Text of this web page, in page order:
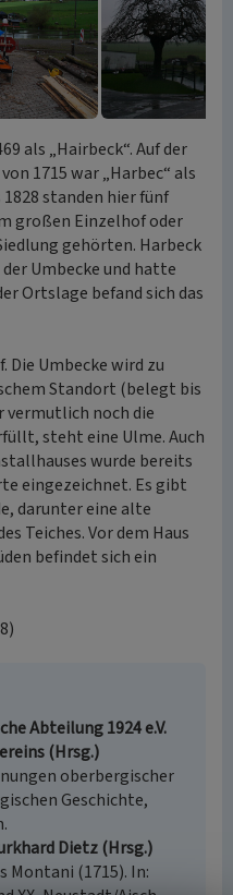
als „Hairbeck“. Auf der
1715 war „Harbec“ als
standen hier fünf
großen Einzelhof oder
gehörten. Harbeck
Umbecke und hatte
Ortslage befand sich das
Die Umbecke wird zu
Standort (belegt bis
vermutlich noch die
steht eine Ulme. Auch
wurde bereits
eingezeichnet. Es gibt
darunter eine alte
Teiches. Vor dem Haus
befindet sich ein
Abteilung 1924 e.V.
(Hrsg.)
oberbergischer
Geschichte,
Dietz (Hrsg.)
Montani (1715). In: